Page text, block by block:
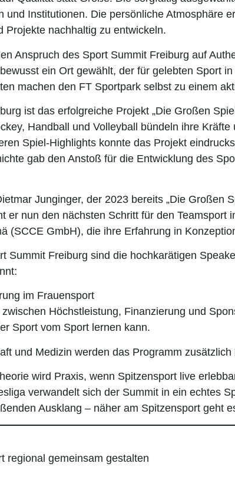
und Institutionen. Die persönliche Atmosphäre
Projekte nachhaltig zu entwickeln.
Anspruch des Sport Summit Freiburg auf
ein Ort gewählt, der für gelebten Sport
machen den FT Sportpark selbst zu einem
ist das erfolgreiche Projekt „Die Großen
Handball und Volleyball bündeln ihre
Spiel-Highlights konnte das Projekt
gab den Anstoß für die Entwicklung des
Junginger, der 2023 bereits „Die Großen
er nun den nächsten Schritt für den Teamsport
(SCCE GmbH), die ihre Erfahrung in
Summit Freiburg sind die hochkarätigen
im Frauensport
Höchstleistung, Finanzierung und
Sport vom Sport lernen kann.
und Medizin werden das Programm zusätzlich
wird Praxis, wenn Spitzensport live
verwandelt sich der Summit in ein echtes
Ausklang – näher am Spitzensport geht
regional gemeinsam gestalten